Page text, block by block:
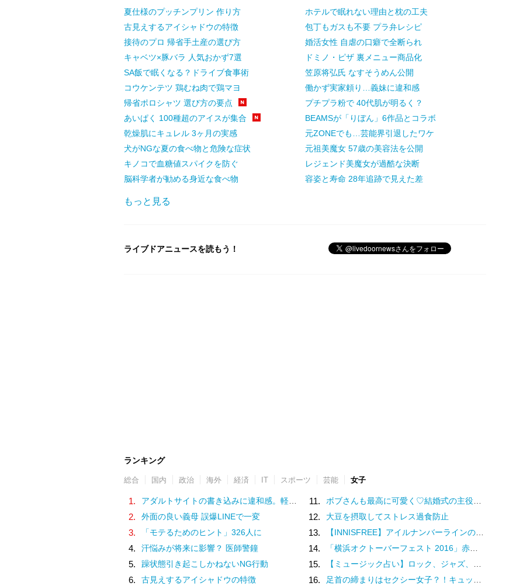
夏仕様のプッチンプリン 作り方
古見えするアイシャドウの特徴
接待のプロ 帰省手土産の選び方
キャベツ×豚バラ 人気おかず7選
SA飯で眠くなる？ドライブ食事術
コウケンテツ 鶏むね肉で鶏マヨ
帰省ポロシャツ 選び方の要点
あいぱく 100種超のアイスが集合
乾燥肌にキュレル 3ヶ月の実感
犬がNGな夏の食べ物と危険な症状
キノコで血糖値スパイクを防ぐ
脳科学者が勧める身近な食べ物
ホテルで眠れない理由と枕の工夫
包丁もガスも不要 プラ弁レシピ
婚活女性 自虐の口癖で全断られ
ドミノ・ピザ 裏メニュー商品化
笠原将弘氏 なすそうめん公開
働かず実家頼り…義妹に違和感
プチプラ粉で 40代肌が明るく？
BEAMSが「りぼん」6作品とコラボ
元ZONEでも…芸能界引退したワケ
元祖美魔女 57歳の美容法を公開
レジェンド美魔女が過酷な決断
容姿と寿命 28年追跡で見えた差
もっと見る
ライブドアニュースを読もう！
ランキング
総合 国内 政治 海外 経済 IT スポーツ 芸能 女子
1. アダルトサイトの書き込みに違和感。軽い気持ちでコメントしてみると…／近畿地方のある場所について（1）
2. 外面の良い義母 誤爆LINEで一変
3. 「モテるためのヒント」326人に
4. 汗悩みが将来に影響？ 医師警鐘
5. 躁状態引き起こしかねないNG行動
6. 古見えするアイシャドウの特徴
11. ボブさんも最高に可愛く♡結婚式の主役～お呼ばれ向け髪型・アレンジ集
12. 大豆を摂取してストレス過食防止
13. 【INNISFREE】アイルナンバーラインのハンドクリームが新登場♡
14. 「横浜オクトーバーフェスト 2016」赤レンガで、過去最多130種類以上のビール
15. 【ミュージック占い】ロック、ジャズ、アニソン……あなたを音楽にたとえるとどの音楽？
16. 足首の締まりはセクシー女子？！キュッと細い足首をつくる4つの美脚トレ